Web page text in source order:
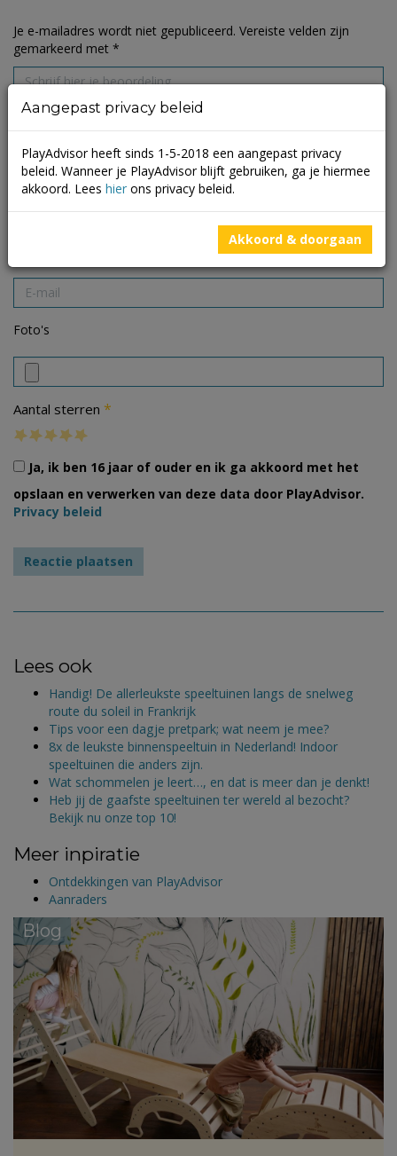
Je e-mailadres wordt niet gepubliceerd. Vereiste velden zijn
gemarkeerd met *
Foto's
Aantal sterren *
Ja, ik ben 16 jaar of ouder en ik ga akkoord met het
opslaan en verwerken van deze data door PlayAdvisor.
Privacy beleid
Lees ook
Handig! De allerleukste speeltuinen langs de snelweg
route du soleil in Frankrijk
Tips voor een dagje pretpark; wat neem je mee?
8x de leukste binnenspeeltuin in Nederland! Indoor
speeltuinen die anders zijn.
Wat schommelen je leert…, en dat is meer dan je denkt!
Heb jij de gaafste speeltuinen ter wereld al bezocht?
Bekijk nu onze top 10!
Meer inpiratie
Ontdekkingen van PlayAdvisor
Aanraders
Blog
Aangepast privacy beleid
PlayAdvisor heeft sinds 1-5-2018 een aangepast privacy
beleid. Wanneer je PlayAdvisor blijft gebruiken, ga je hiermee
akkoord. Lees hier ons privacy beleid.
Akkoord & doorgaan